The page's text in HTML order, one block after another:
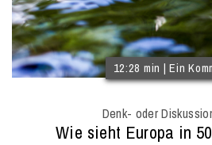
12:28 min | Ein
Denk- oder
:
Wie sieht Europa in